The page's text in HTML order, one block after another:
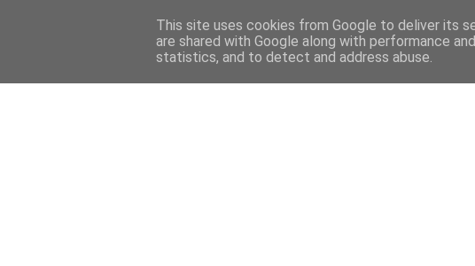
This site uses cookies from Google to deliver its
are shared with Google along with performance
statistics, and to detect and address abuse.